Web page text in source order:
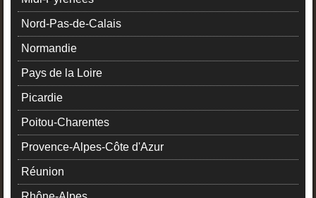
Nord-Pas-de-Calais
Normandie
Pays de la Loire
Picardie
Poitou-Charentes
Provence-Alpes-Côte d'Azur
Réunion